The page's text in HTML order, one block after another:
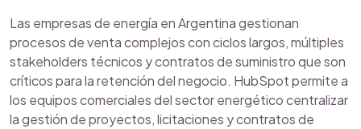
Las empresas de energía en Argentina gestionan
procesos de venta complejos con ciclos largos, múltiples
stakeholders técnicos y contratos de suministro que son
críticos para la retención del negocio. HubSpot permite a
los equipos comerciales del sector energético centralizar
la gestión de proyectos, licitaciones y contratos de